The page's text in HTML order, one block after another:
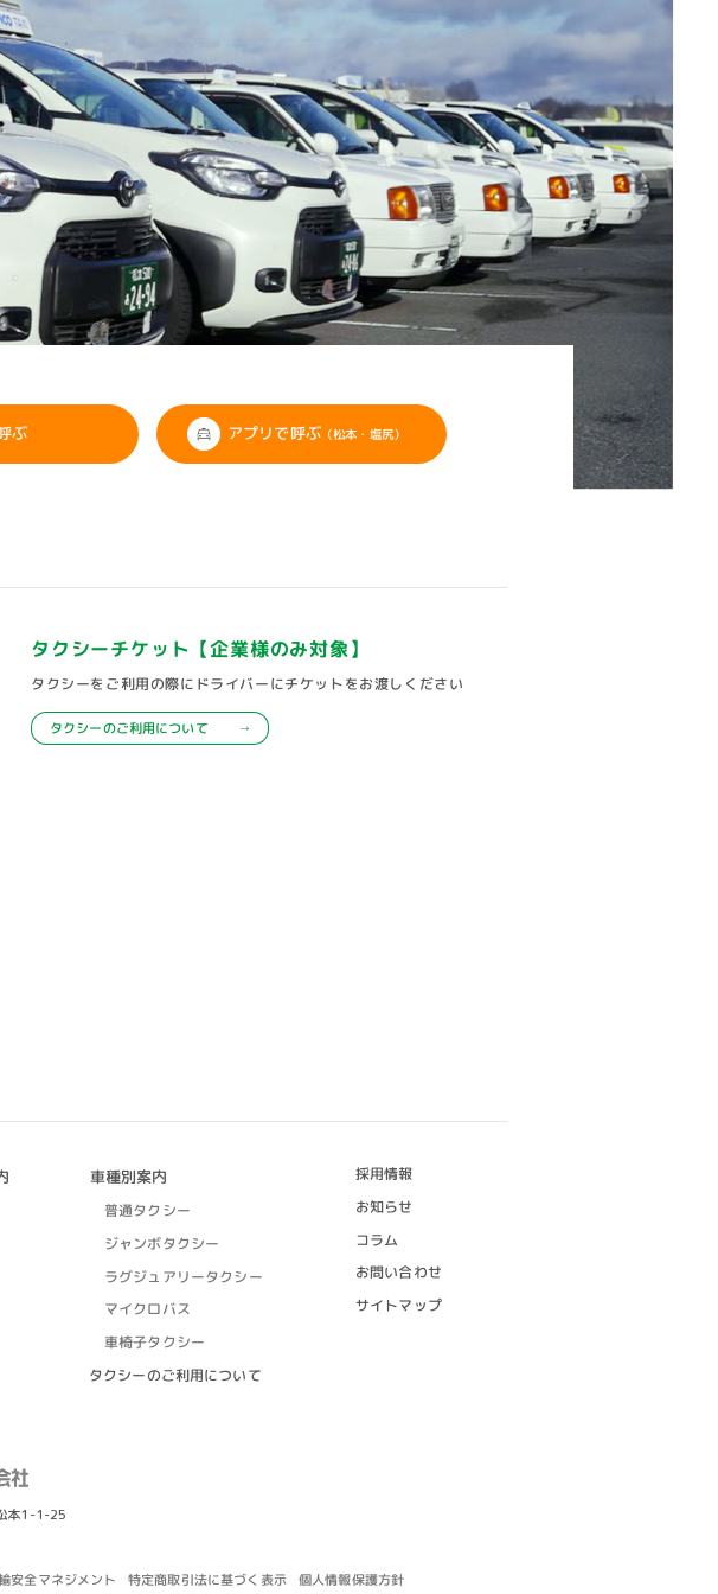
ぶ アプリで呼ぶ （松本・塩尻）
タクシーチケット 【企業様のみ対象】
タクシーをご利用の際にドライバーにチケットをお渡しください
タクシーのご利用について
車種別案内
普通タクシー
ジャンボタクシー
ラグジュアリータクシー
マイクロバス
車椅子タクシー
タクシーのご利用について
採用情報
お知らせ
コラム
お問い合わせ
サイトマップ
本1-1-25
安全マネジメント 特定商取引法に基づく表示 個人情報保護方針